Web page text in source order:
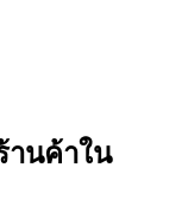
านค้าใน